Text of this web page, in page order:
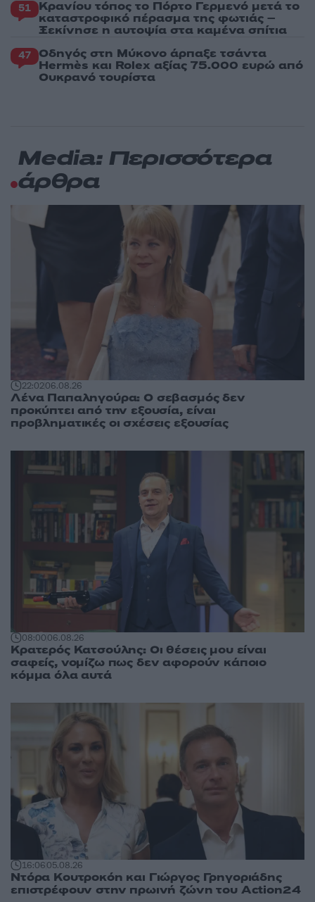
51 Κρανίου τόπος το Πόρτο Γερμενό μετά το
καταστροφικό πέρασμα της φωτιάς –
Ξεκίνησε η αυτοψία στα καμένα σπίτια
47 Οδηγός στη Μύκονο άρπαξε τσάντα
Hermès και Rolex αξίας 75.000 ευρώ από
Ουκρανό τουρίστα
Media: Περισσότερα
άρθρα
22:0206.08.26
Λένα Παπαληγούρα: Ο σεβασμός δεν
προκύπτει από την εξουσία, είναι
προβληματικές οι σχέσεις εξουσίας
08:0006.08.26
Κρατερός Κατσούλης: Οι θέσεις μου είναι
σαφείς, νομίζω πως δεν αφορούν κάποιο
κόμμα όλα αυτά
16:0605.08.26
Ντόρα Κουτροκόη και Γιώργος Γρηγοριάδης
επιστρέφουν στην πρωινή ζώνη του Action24